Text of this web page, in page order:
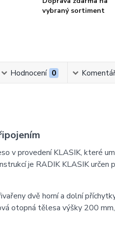
vybraný sortiment
Hodnocení 0
v provedení KLASIK, které
je RADIK KLASIK určen
dvě horní a dolní
otopná tělesa výšky 200